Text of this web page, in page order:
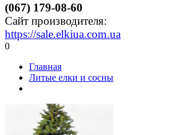
(067) 179-08-60
Сайт производителя:
https://sale.elkiua.com.ua
0
Главная
Литые елки и сосны